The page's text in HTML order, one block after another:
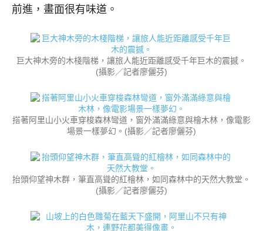
前進，畫面很有味道。
巨大神木旁的木棧階梯，讓旅人能近距離感受千年巨木的震撼。
(攝影／記者廖儷芬)
搭著阿里山小火車穿梭森林彎道，窗外滿滿綠意與檜木林，像電影
場景一樣夢幻。(攝影／記者廖儷芬)
抬頭仰望神木群，筆直高聳的紅檜林，如同森林中的天然大教堂。
(攝影／記者廖儷芬)